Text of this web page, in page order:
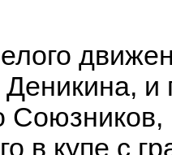
Деникина,
в купе с